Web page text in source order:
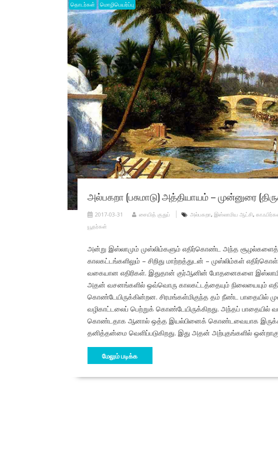
தொடர்கள் மொழிபெயர்ப்பு
அல்பகறா (பசுமாடு) அத்தியாயம் – முன்னுரை
2017-03-31 சையித் குதுப் அல்பகறா, இஸ்லாமிய ஆட்சி,
யூதர்கள்
அன்று இஸ்லாமும் முஸ்லிம்களும் எதிர்கொண்ட அந்த
காலகட்டங்களிலும் – சிறிது மாற்றத்துடன் – முஸ்லிம்கள்
வகையான எதிரிகள். இதுதான் குர்ஆனின் போதனைகளை இஸ்லாமிய
அதன் வசனங்களில் ஒவ்வொரு காலகட்டத்தையும் நிலையையும்
கொண்டேயிருக்கின்றன. சிரமங்கள்மிகுந்த தம் நீண்ட
வழிகாட்டலைப் பெற்றுக் கொண்டேயிருக்கிறது. அந்தப்
கொண்டதாக ஆனால் ஒத்த இயல்பினைக் கொண்டவையாக
தனித்தன்மை வெளிப்படுகிறது. இது அதன் அற்புதங்களில்
மேலும் படிக்க